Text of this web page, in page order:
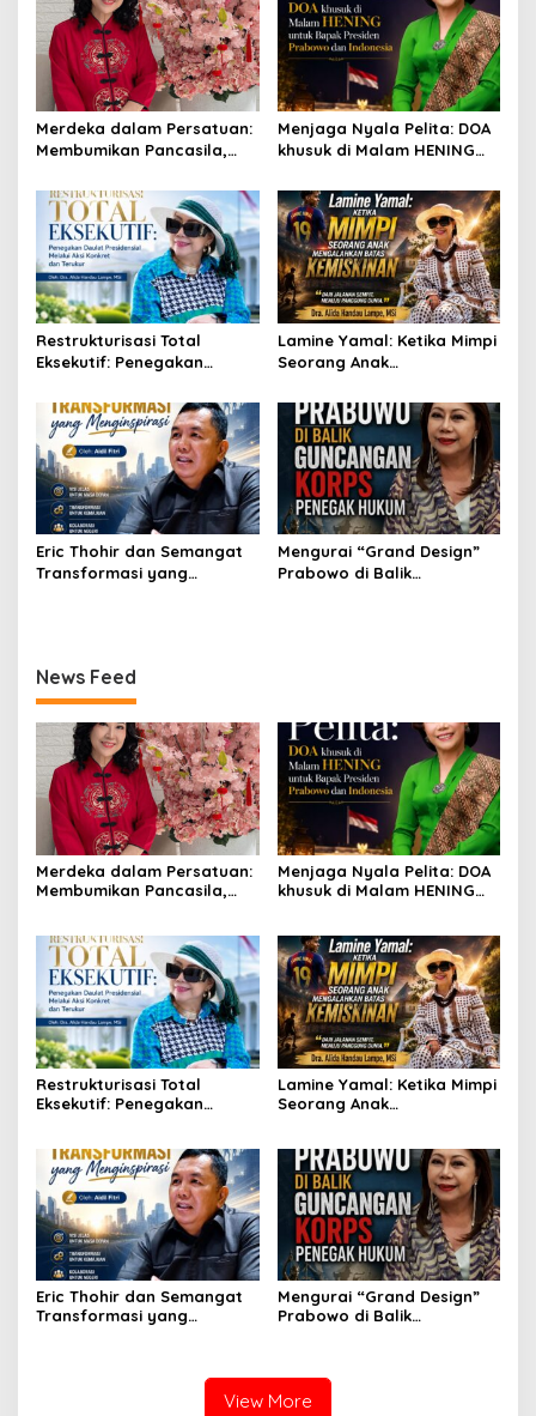
Merdeka dalam Persatuan:
Membumikan Pancasila,
Menjaga Nyala Pelita: DOA
khusuk di Malam HENING
Prabowo dan Indonesia
Restrukturisasi Total
Eksekutif: Penegakan
Aksi Konkret dan Terukur
Lamine Yamal: Ketika Mimpi
Seorang Anak
KEMISKINAN
Eric Thohir dan Semangat
Transformasi yang
​Mengurai “Grand Design”
Prabowo di Balik
News Feed
Merdeka dalam Persatuan:
Membumikan Pancasila,
Menjaga Nyala Pelita: DOA
khusuk di Malam HENING
Restrukturisasi Total
Eksekutif: Penegakan
Lamine Yamal: Ketika Mimpi
Seorang Anak
Eric Thohir dan Semangat
Transformasi yang
​Mengurai “Grand Design”
Prabowo di Balik
View More